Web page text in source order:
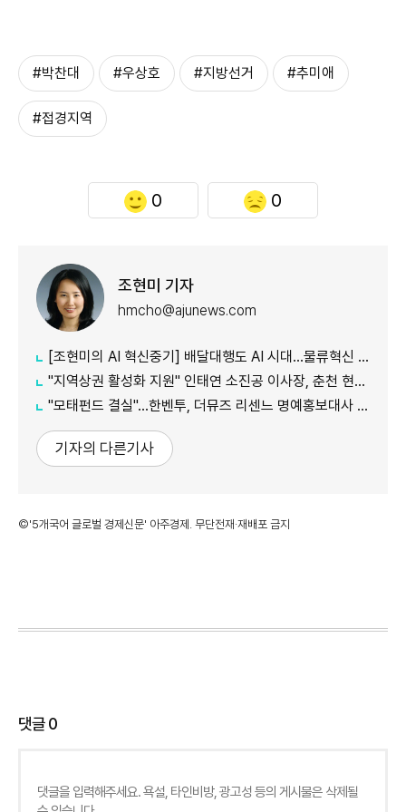
#박찬대 #우상호 #지방선거 #추미애
#접경지역
0 0
조현미 기자
hmcho@ajunews.com
[조현미의 AI 혁신중기] 배달대행도 AI 시대…물류혁신 선도하는 부릉
"지역상권 활성화 지원" 인태연 소진공 이사장, 춘천 현장방문
"모태펀드 결실"…한벤투, 더뮤즈 리센느 명예홍보대사 임명
기자의 다른기사
©'5개국어 글로벌 경제신문' 아주경제. 무단전재·재배포 금지
댓글0